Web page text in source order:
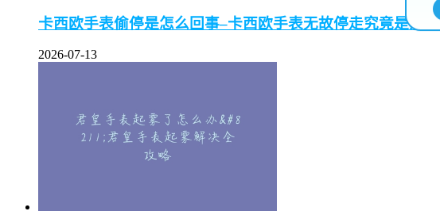
卡西欧手表偷停是怎么回事–卡西欧手表无故停走究竟是为何
2026-07-13